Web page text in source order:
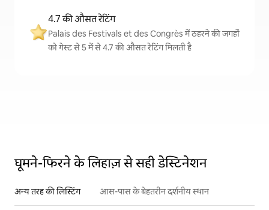
4.7 की औसत रेटिंग
Palais des Festivals et des Congrès में ठहरने की जगहों
को गेस्ट से 5 में से 4.7 की औसत रेटिंग मिलती है
घूमने-फिरने के लिहाज़ से सही डेस्टिनेशन
अन्य तरह की लिस्टिंग आस-पास के बेहतरीन दर्शनीय स्थान